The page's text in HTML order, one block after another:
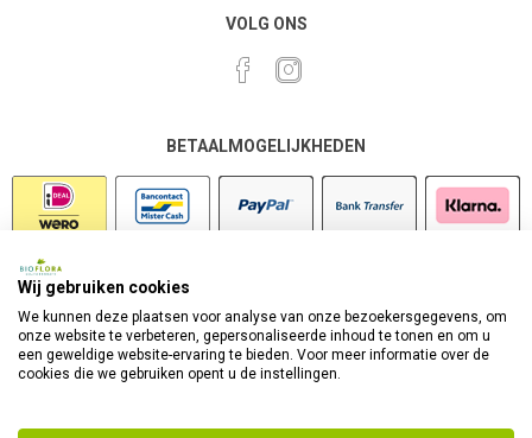
VOLG ONS
BETAALMOGELIJKHEDEN
Wij gebruiken cookies
We kunnen deze plaatsen voor analyse van onze bezoekersgegevens, om
onze website te verbeteren, gepersonaliseerde inhoud te tonen en om u
een geweldige website-ervaring te bieden. Voor meer informatie over de
cookies die we gebruiken opent u de instellingen.